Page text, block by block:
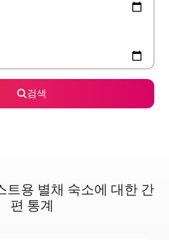
검색
트용 별채 숙소에 대한 간
편 통계